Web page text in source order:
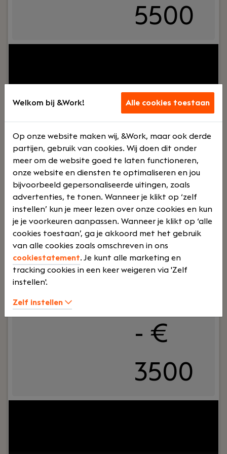
5500
écht verder helpen. En ja, ook om humor op de
werkvloer en goede lunches.Wij werken al jaren
voor een breed MKB-klantenbestand en staan
bekend om onze nuchtere aanpak,
betrokkenheid en persoonlijke aandacht – voor
klanten én collega’s.
Lees verder>
Junior salarisadministrateur
Dijkland Administratie
Haaften
Voltij
d
€
- €
3500
Welkom bij &Work! Alle cookies toestaan
Op onze website maken wij, &Work, maar ook derde
partijen, gebruik van cookies. Wij doen dit onder
meer om de website goed te laten functioneren,
onze website en diensten te optimaliseren en jou
bijvoorbeeld gepersonaliseerde uitingen, zoals
advertenties, te tonen. Wanneer je klikt op ‘zelf
instellen’ kun je meer lezen over onze cookies en kun
je je voorkeuren aanpassen. Wanneer je klikt op ‘alle
cookies toestaan’, ga je akkoord met het gebruik
van alle cookies zoals omschreven in ons
cookiestatement. Je kunt alle marketing en
tracking cookies in een keer weigeren via 'Zelf
instellen'.
Zelf instellen